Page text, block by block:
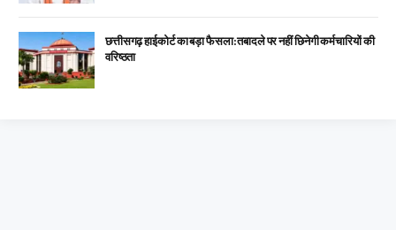
छत्तीसगढ़ हाईकोर्ट का बड़ा फैसला: तबादले पर नहीं छिनेगी कर्मचारियों की
वरिष्ठता